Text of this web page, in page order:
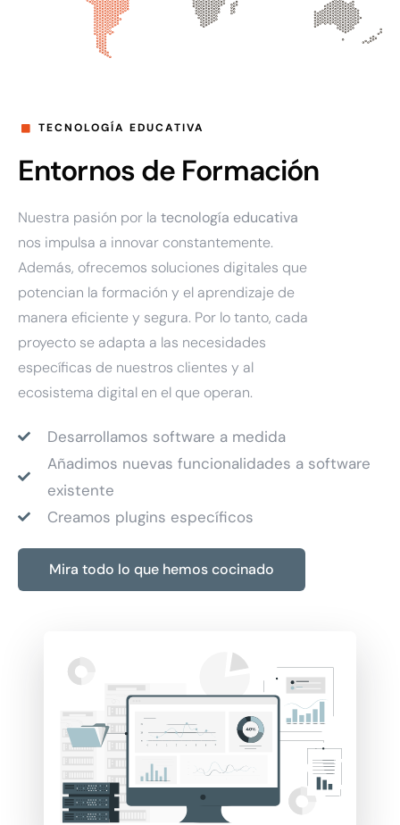
TECNOLOGÍA EDUCATIVA
Entornos de Formación
Nuestra pasión por la tecnología educativa
nos impulsa a innovar constantemente.
Además, ofrecemos soluciones digitales que
potencian la formación y el aprendizaje de
manera eficiente y segura. Por lo tanto, cada
proyecto se adapta a las necesidades
específicas de nuestros clientes y al
ecosistema digital en el que operan.
Desarrollamos software a medida
Añadimos nuevas funcionalidades a software
existente
Creamos plugins específicos
Mira todo lo que hemos cocinado